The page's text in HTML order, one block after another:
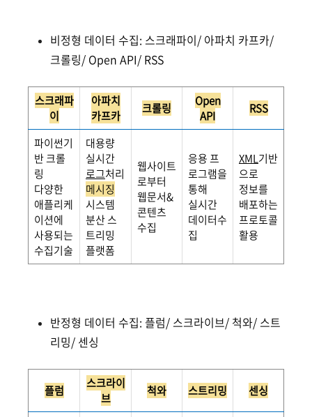
비정형 데이터 수집: 스크래파이/ 아파치 카프카/
크롤링/ Open API/ RSS
스크래파
이
아파치
카프카
크롤링
Open
API
RSS
파이썬기
반 크롤
링
다양한
애플리케
이션에
사용되는
수집기술
대용량
실시간
로그처리
메시징
시스템
분산 스
트리밍
플랫폼
웹사이트
로부터
웹문서&
콘텐츠
수집
응용 프
로그램을
통해
실시간
데이터수
집
XML기반
으로
정보를
배포하는
프로토콜
활용
반정형 데이터 수집: 플럼/ 스크라이브/ 척와/ 스트
리밍/ 센싱
플럼
스크라이
브
척와 스트리밍 센싱